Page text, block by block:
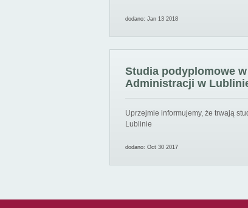
dodano: Jan 13 2018
Studia podyplomowe
Administracji w
Uprzejmie informujemy, że trwają
Lublinie
dodano: Oct 30 2017